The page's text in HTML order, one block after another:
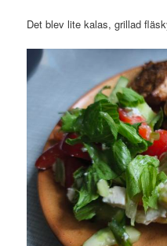
Det blev lite kalas, grillad